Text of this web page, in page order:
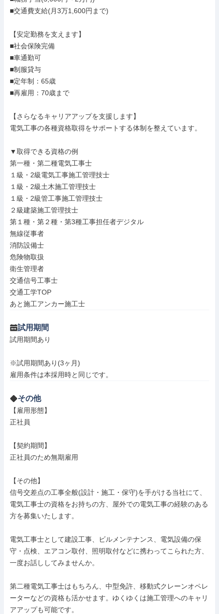
■交通費支給(月3万1,600円まで)
【安定勤務を支えます】
■社会保険完備
■車通勤可
■制服貸与
■定年制：65歳
■再雇用：70歳まで
【さらなるキャリアアップを支援します】
電気工事の各種資格取得をサポートする体制を整えています。
▼取得できる資格の例
第一種・第二種電気工事士
１級・2級電気工事施工管理技士
１級・2級土木施工管理技士
１級・2級管工事施工管理技士
２級建築施工管理技士
第１種・第２種・第3種工事担任者デジタル
無線従事者
消防設備士
危険物取扱
衛生管理者
交通信号工事士
交通工学TOP
あと施工アンカー施工士
試用期間
試用期間あり
※試用期間あり(3ヶ月)
雇用条件は本採用時と同じです。
その他
【雇用形態】
正社員
【契約期間】
正社員のため無期雇用
【その他】
信号交差点の工事全般(設計・施工・保守)を手がける当社にて、
電気工事士の資格をお持ちの方、屋外での電気工事の経験のある
方を募集いたします。
電気工事士として建設工事、ビルメンテナンス、電気設備の保
守・点検、エアコン取付、照明取付などに携わってこられた方、
一度お話ししてみませんか。
第二種電気工事士はもちろん、中型免許、移動式クレーンオペレ
ーターなどの資格も活かせます。ゆくゆくは施工管理へのキャリ
アアップも可能です。